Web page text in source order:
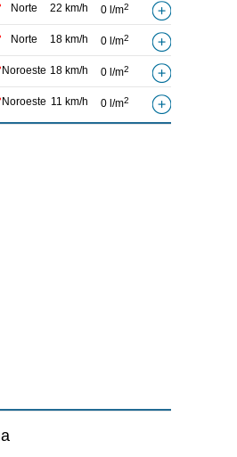
Norte 22 km/h 0 l/m2
Norte 18 km/h 0 l/m2
Noroeste 18 km/h 0 l/m2
Noroeste 11 km/h 0 l/m2